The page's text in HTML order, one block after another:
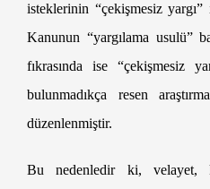
isteklerinin “çekişmesiz
Kanunun “yargılama usulü”
fıkrasında ise “çekişmesiz
bulunmadıkça resen
düzenlenmiştir.
Bu nedenledir ki, velayet,